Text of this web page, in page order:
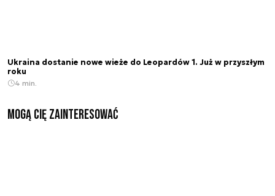
Ukraina dostanie nowe wieże do Leopardów 1. Już w przyszłym
roku
4 min.
Mogą Cię zainteresować